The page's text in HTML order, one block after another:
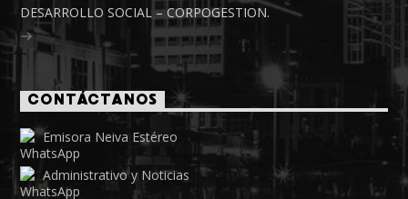
DESARROLLO SOCIAL – CORPOGESTION.
CONTÁCTANOS
Emisora Neiva Estéreo
Administrativo y Noticias